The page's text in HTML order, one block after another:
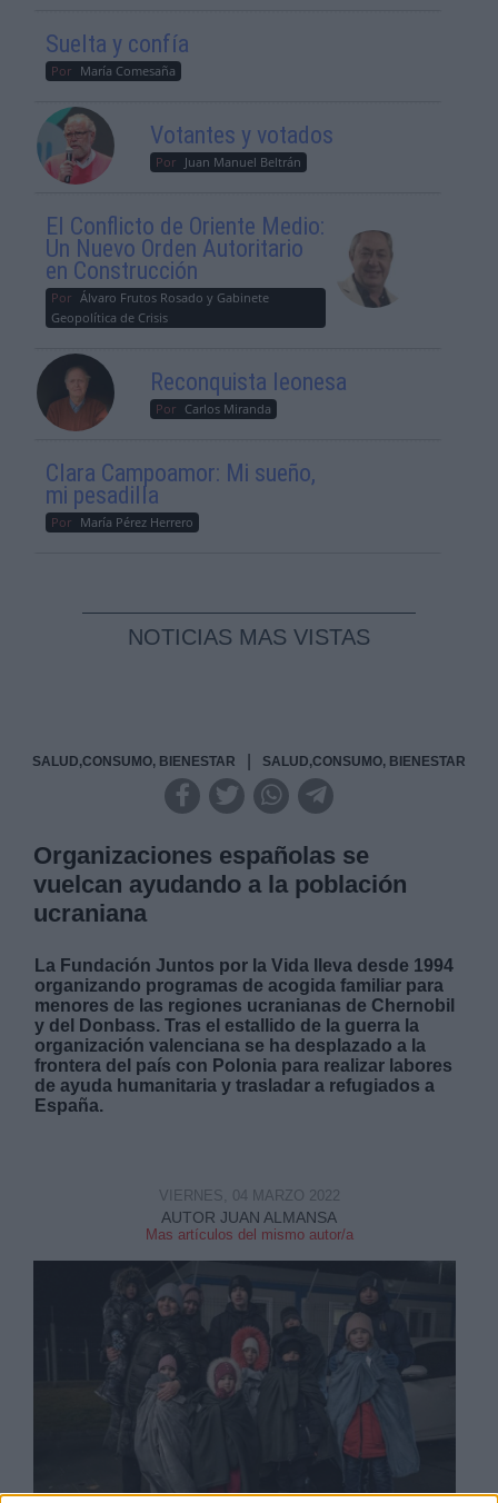
Suelta y confía
Por María Comesaña
Votantes y votados
Por Juan Manuel Beltrán
El Conflicto de Oriente Medio:
Un Nuevo Orden Autoritario
en Construcción
Por Álvaro Frutos Rosado y Gabinete
Geopolítica de Crisis
Reconquista leonesa
Por Carlos Miranda
Clara Campoamor: Mi sueño,
mi pesadilla
Por María Pérez Herrero
NOTICIAS MAS VISTAS
SALUD,CONSUMO, BIENESTAR SALUD,CONSUMO, BIENESTAR
Organizaciones españolas se
vuelcan ayudando a la población
ucraniana
La FundaciónJuntos por la Vida lleva desde 1994
organizando programas de acogida familiar para
menores de las regiones ucranianas de Chernobil
y del Donbass. Tras el estallido de la guerra la
organización valenciana se ha desplazado a la
frontera del país con Polonia para realizar labores
de ayuda humanitaria y trasladar a refugiados a
España.
AUTOR JUAN ALMANSA
Mas artículos del mismo autor/a
VIERNES, 04 MARZO 2022